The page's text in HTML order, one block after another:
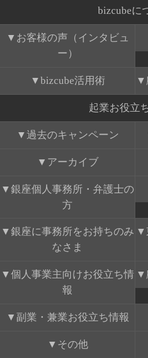
bizcubeに
お客様の声（インタビュ
ー）
bizcube活用術
起業お役立
過去のキャンペーン
アーカイブ
銀座個人事務所・弁護士の
方
銀座に事務所をお持ちのみ
なさま
個人事業主向けお役立ち情
報
副業・兼業お役立ち情報
その他